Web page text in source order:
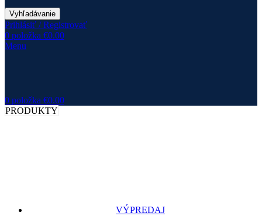
Vyhľadávanie
Prihlásiť / Registrovať
0 položka €0.00
Menu
0 položka €0.00
PRODUKTY
VÝPREDAJ